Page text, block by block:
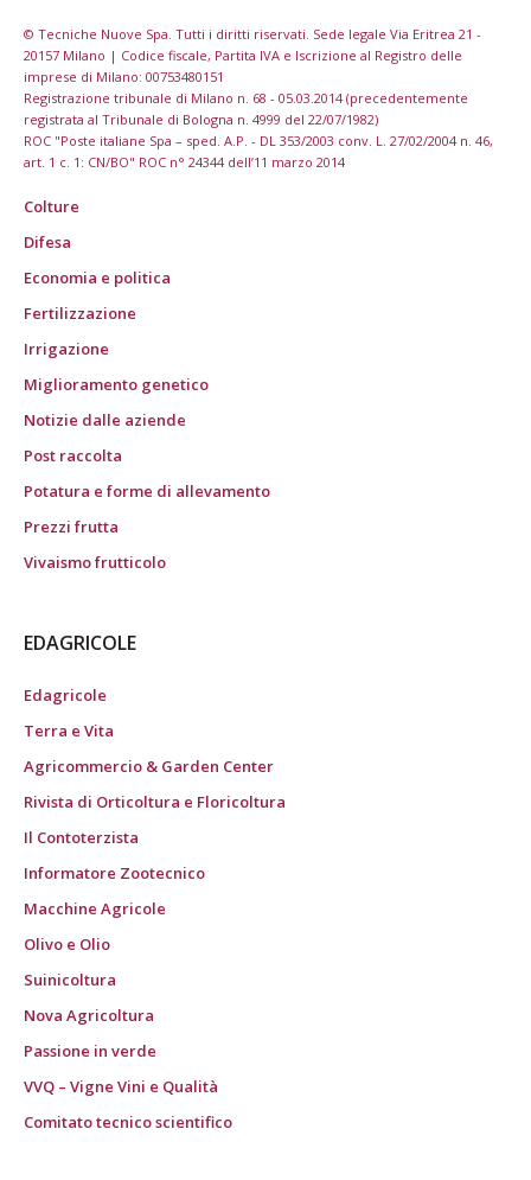
© Tecniche Nuove Spa. Tutti i diritti riservati. Sede legale Via Eritrea 21 -
20157 Milano | Codice fiscale, Partita IVA e Iscrizione al Registro delle
imprese di Milano: 00753480151
Registrazione tribunale di Milano n. 68 - 05.03.2014 (precedentemente
registrata al Tribunale di Bologna n. 4999 del 22/07/1982)
ROC "Poste italiane Spa – sped. A.P. - DL 353/2003 conv. L. 27/02/2004 n. 46,
art. 1 c. 1: CN/BO" ROC n° 24344 dell’11 marzo 2014
Colture
Difesa
Economia e politica
Fertilizzazione
Irrigazione
Miglioramento genetico
Notizie dalle aziende
Post raccolta
Potatura e forme di allevamento
Prezzi frutta
Vivaismo frutticolo
EDAGRICOLE
Edagricole
Terra e Vita
Agricommercio & Garden Center
Rivista di Orticoltura e Floricoltura
Il Contoterzista
Informatore Zootecnico
Macchine Agricole
Olivo e Olio
Suinicoltura
Nova Agricoltura
Passione in verde
VVQ – Vigne Vini e Qualità
Comitato tecnico scientifico